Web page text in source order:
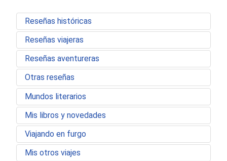
Reseñas históricas
Reseñas viajeras
Reseñas aventureras
Otras reseñas
Mundos literarios
Mis libros y novedades
Viajando en furgo
Mis otros viajes